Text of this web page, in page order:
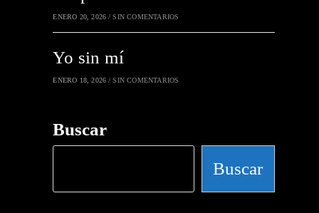
ENERO 20, 2026 / SIN COMENTARIOS
Yo sin mí
ENERO 18, 2026 / SIN COMENTARIOS
Buscar
Buscar